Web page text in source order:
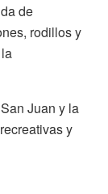
de
rodillos y
Juan y la
y